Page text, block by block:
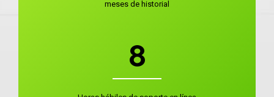
4
5
5
6
meses de historial
8
9
7
8